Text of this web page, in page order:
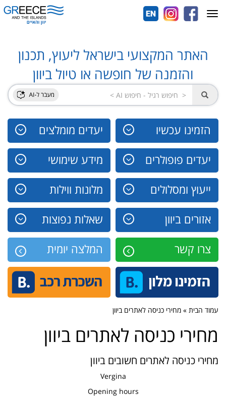
האתר המקצועי בישראל ליעוץ, תכנון
והזמנה של חופשה או טיול ביוון
הזמינו עכשיו יעדים מומלצים
יעדים פופולרים מידע שימושי
ייעוץ ומסלולים מלונות ווילות
אזורים ביוון שאלות נפוצות
צרו קשר המלצה יומית
Toggle
navigation
עמוד הבית » מחירי כניסה לאתרים ביוון
מחירי כניסה לאתרים ביוון
מחירי כניסה לאתרים חשובים ביוון
Vergina
Opening hours